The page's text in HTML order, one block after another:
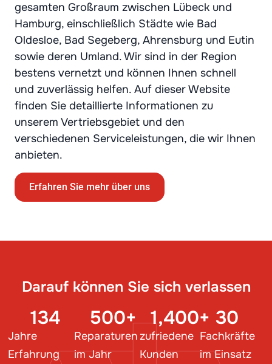
gesamten Großraum zwischen Lübeck und
Hamburg, einschließlich Städte wie Bad
Oldesloe, Bad Segeberg, Ahrensburg und Eutin
sowie deren Umland. Wir sind in der Region
bestens vernetzt und können Ihnen schnell
und zuverlässig helfen. Auf dieser Website
finden Sie detaillierte Informationen zu
unserem Vertriebsgebiet und den
verschiedenen Serviceleistungen, die wir Ihnen
anbieten.
Erfahren Sie mehr über uns
Darauf können Sie sich verlassen
Jahre
Erfahrung
134
Reparaturen
im Jahr
500+
zufriedene
Kunden
1,400+
Fachkräfte
im Einsatz
30